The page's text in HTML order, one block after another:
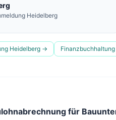
Heidelberg
Heidelberg → Finanzbuchhaltung
für